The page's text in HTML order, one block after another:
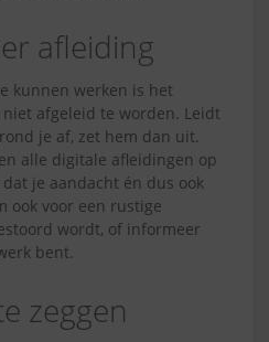
afleiding
kunnen werken is het
afgeleid te worden. Leidt
je af, zet hem dan uit.
alle digitale afleidingen op
je aandacht én dus ook
ook voor een rustige
wordt, of informeer
bent.
zeggen